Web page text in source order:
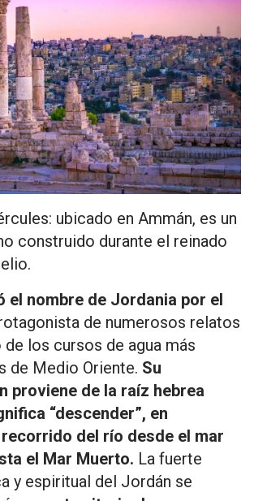
ubicado en Ammán, es un
construido durante el reinado
el nombre de Jordania por el
de numerosos relatos
los cursos de agua más
de Medio Oriente. Su
proviene de la raíz hebrea
“descender”, en
del río desde el mar
el Mar Muerto. La fuerte
y espiritual del Jordán se